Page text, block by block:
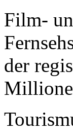
Film-
der